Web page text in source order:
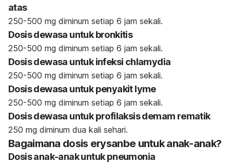
atas
250-500 mg diminum setiap 6 jam sekali.
Dosis dewasa untuk bronkitis
250-500 mg diminum setiap 6 jam sekali.
Dosis dewasa untuk infeksi chlamydia
250-500 mg diminum setiap 6 jam sekali.
Dosis dewasa untuk penyakit lyme
250-500 mg diminum setiap 6 jam sekali.
Dosis dewasa untuk profilaksis demam rematik
250 mg diminum dua kali sehari.
Bagaimana dosis erysanbe untuk anak-anak?
Dosis anak-anak untuk pneumonia